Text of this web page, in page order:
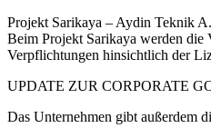
Projekt Sarikaya – Aydin Teknik
Beim Projekt Sarikaya werden die
Verpflichtungen hinsichtlich der
UPDATE ZUR CORPORATE
Das Unternehmen gibt außerdem